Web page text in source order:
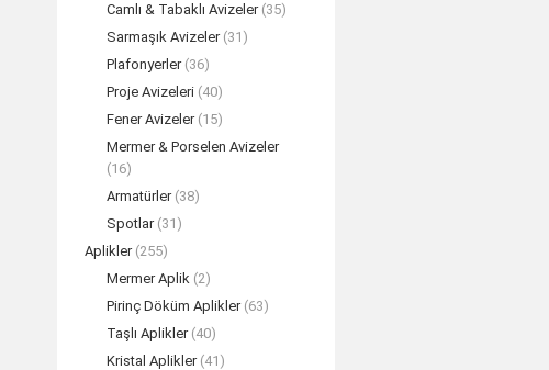
Camlı & Tabaklı Avizeler (35)
Sarmaşık Avizeler (31)
Plafonyerler (36)
Proje Avizeleri (40)
Fener Avizeler (15)
Mermer & Porselen Avizeler
(16)
Armatürler (38)
Spotlar (31)
Aplikler (255)
Mermer Aplik (2)
Pirinç Döküm Aplikler (63)
Taşlı Aplikler (40)
Kristal Aplikler (41)